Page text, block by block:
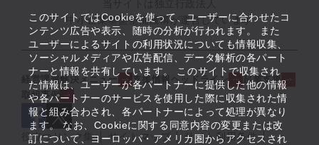
このサイトではCookieを使って、ユーザーに合わせたコ
ンテンツ広告や表示、随時の分析が行われます。 また
ユーザーによるサイトの利用状況についても情報収集、
ソーシャルメディアや広告配信、データ解析の各パート
ナーと情報を共有しています。 このサイトで収集され
た情報は、ユーザーが各パートナーに提供した他の情報
や各パートナーのサービスを使用した際に収集された情
報と組み合わされ、各パートナーによって処理が異なり
ます。 なお、Cookieに関する同意内容の変更または改
訂について、ヨーロッパ・アメリカ圏からアクセスされ
中小企業基盤整備機構が運営しています
経営課題解決メニュー 支援情報ヘッドライン
起業支援
取組事例
役立つリンク集 サイトマップ
サイト利用条件